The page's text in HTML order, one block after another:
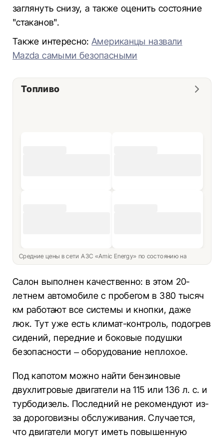
заглянуть снизу, а также оценить состояние
"стаканов".
Также интересно:Американцы назвали
Mazda самыми безопасными
Топливо
Средние цены в сети АЗС «Amic Energy» по состоянию на
Салон выполнен качественно: в этом 20-
летнем автомобиле с пробегом в 380 тысяч
км работают все системы и кнопки, даже
люк. Тут уже есть климат-контроль, подогрев
сидений, передние и боковые подушки
безопасности – оборудование неплохое.
Под капотом можно найти бензиновые
двухлитровые двигатели на 115 или 136 л. с. и
турбодизель. Последний не рекомендуют из-
за дороговизны обслуживания. Случается,
что двигатели могут иметь повышенную